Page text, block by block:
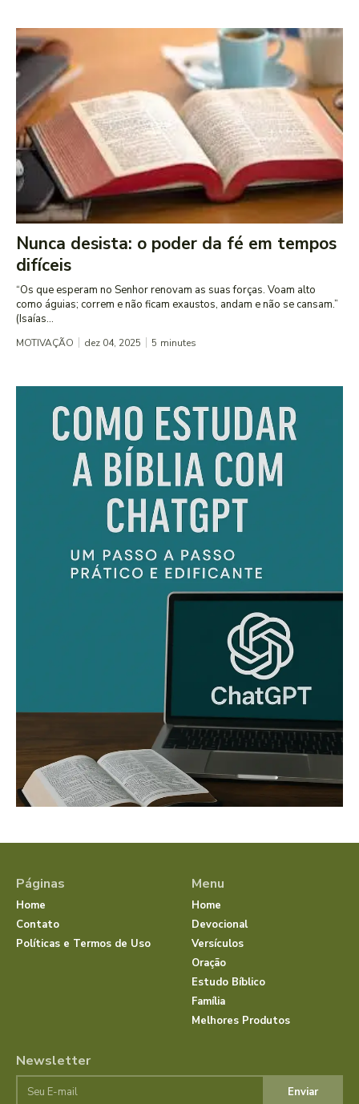
Nunca desista: o poder da fé em tempos
difíceis
“Os que esperam no Senhor renovam as suas forças. Voam alto
como águias; correm e não ficam exaustos, andam e não se cansam.”
(Isaías...
MOTIVAÇÃO dez 04, 2025 5 minutes
Páginas
Home
Contato
Políticas e Termos de Uso
Menu
Home
Devocional
Versículos
Oração
Estudo Bíblico
Família
Melhores Produtos
Newsletter
Enviar